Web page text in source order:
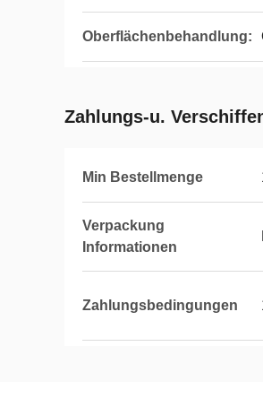
Oberflächenbehandlung:
Zahlungs-u.
Min Bestellmenge
Verpackung
Informationen
Zahlungsbedingungen